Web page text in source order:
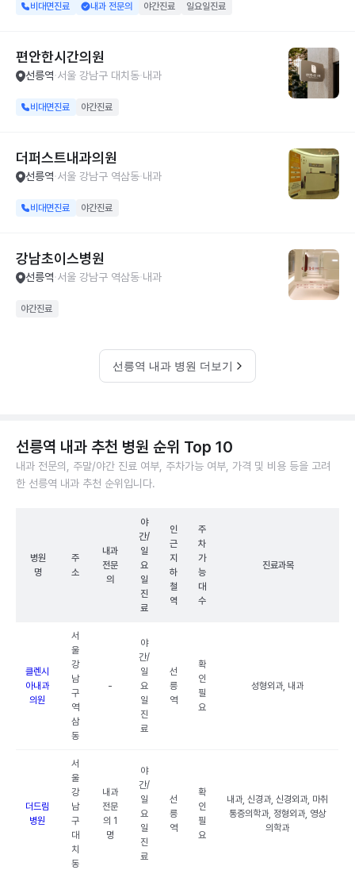
비대면진료 내과 전문의 야간진료 일요일진료
편안한시간의원
선릉역 서울 강남구 대치동 내과
비대면진료 야간진료
더퍼스트내과의원
선릉역 서울 강남구 역삼동 내과
비대면진료 야간진료
강남초이스병원
선릉역 서울 강남구 역삼동 내과
야간진료
선릉역 내과 병원 더보기
선릉역 내과 추천 병원 순위 Top 10
내과 전문의, 주말/야간 진료 여부, 주차가능 여부, 가격 및 비용 등을 고려
한 선릉역 내과 추천 순위입니다.
병원
명
주
소
내과
전문
의
야
간/
일
요
일
진
료
인
근
지
하
철
역
주
차
가
능
대
수
진료과목
클렌시
아내과
의원
서
울
강
남
구
역
삼
동
-
야
간/
일
요
일
진
료
선
릉
역
확
인
필
요
성형외과, 내과
더드림
병원
서
울
강
남
구
대
치
동
내과
전문
의 1
명
야
간/
일
요
일
진
료
선
릉
역
확
인
필
요
내과, 신경과, 신경외과, 마취
통증의학과, 정형외과, 영상
의학과